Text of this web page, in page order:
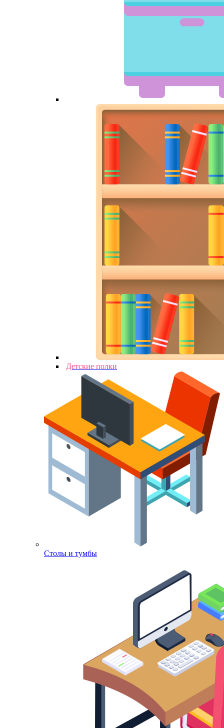
Детские полки
Столы и тумбы